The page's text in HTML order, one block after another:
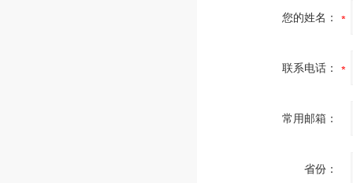
您的姓名：
联系电话：
常用邮箱：
省份：